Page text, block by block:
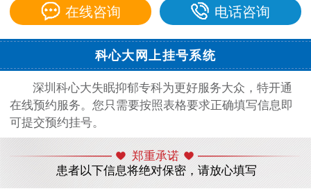
在线咨询 电话咨询
科心大网上挂号系统
深圳科心大失眠抑郁专科为更好服务大众，特开通
在线预约服务。您只需要按照表格要求正确填写信息即
可提交预约挂号。
郑重承诺
患者以下信息将绝对保密，请放心填写